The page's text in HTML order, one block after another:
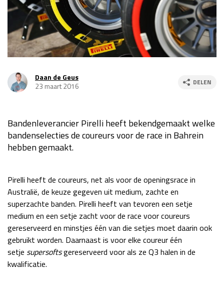
Race
za 13:00 - 15:00
GP VERENIGDE STATEN 2026 23 - 25 okt
Kwalificatie
za 22:00 - 23:00
Race
zo 21:00 - 23:00
GP SÃO PAULO 2026 06 - 08 nov
Kwalificatie
za 19:00 - 20:00
Race
LAS VEGAS GRAND PRIX 2026 20 - 22 nov
Kwalificatie
GP ABU DHABI 2026 04 - 06 dec
Daan de Geus
23 maart 2016
DELEN
Bandenleverancier Pirelli heeft bekendgemaakt welke
bandenselecties de coureurs voor de race in Bahrein
hebben gemaakt.
Pirelli heeft de coureurs, net als voor de openingsrace in
Australië, de keuze gegeven uit medium, zachte en
superzachte banden. Pirelli heeft van tevoren een setje
medium en een setje zacht voor de race voor coureurs
gereserveerd en minstjes één van die setjes moet daarin ook
gebruikt worden. Daarnaast is voor elke coureur één
setje supersoftsgereserveerd voor als ze Q3 halen in de
kwalificatie.